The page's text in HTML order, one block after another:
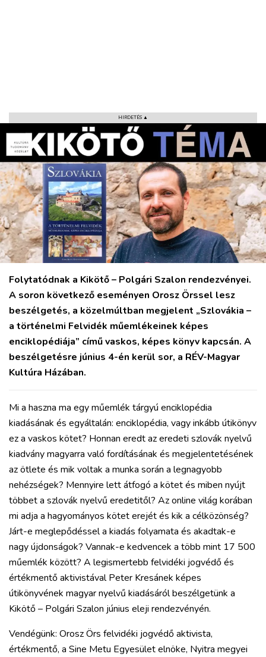
VÁROS
RÉGIÓ
SPORT
KULTÚRA
PODCAST
MIX
HIRDETÉS ▲
Folytatódnak a Kikötő – Polgári Szalon rendezvényei.
A soron következő eseményen Orosz Örssel lesz
beszélgetés, a közelmúltban megjelent „Szlovákia –
a történelmi Felvidék műemlékeinek képes
enciklopédiája” című vaskos, képes könyv kapcsán. A
beszélgetésre június 4-én kerül sor, a RÉV-Magyar
Kultúra Házában.
Mi a haszna ma egy műemlék tárgyú enciklopédia
kiadásának és egyáltalán: enciklopédia, vagy inkább útikönyv
ez a vaskos kötet? Honnan eredt az eredeti szlovák nyelvű
kiadvány magyarra való fordításának és megjelentetésének
az ötlete és mik voltak a munka során a legnagyobb
nehézségek? Mennyire lett átfogó a kötet és miben nyújt
többet a szlovák nyelvű eredetitől? Az online világ korában
mi adja a hagyományos kötet erejét és kik a célközönség?
Járt-e meglepődéssel a kiadás folyamata és akadtak-e
nagy újdonságok? Vannak-e kedvencek a több mint 17 500
műemlék között? A legismertebb felvidéki jogvédő és
értékmentő aktivistával Peter Kresánek képes
útikönyvének magyar nyelvű kiadásáról beszélgetünk a
Kikötő – Polgári Szalon június eleji rendezvényén.
Vendégünk: Orosz Örs felvidéki jogvédő aktivista,
értékmentő, a Sine Metu Egyesület elnöke, Nyitra megyei